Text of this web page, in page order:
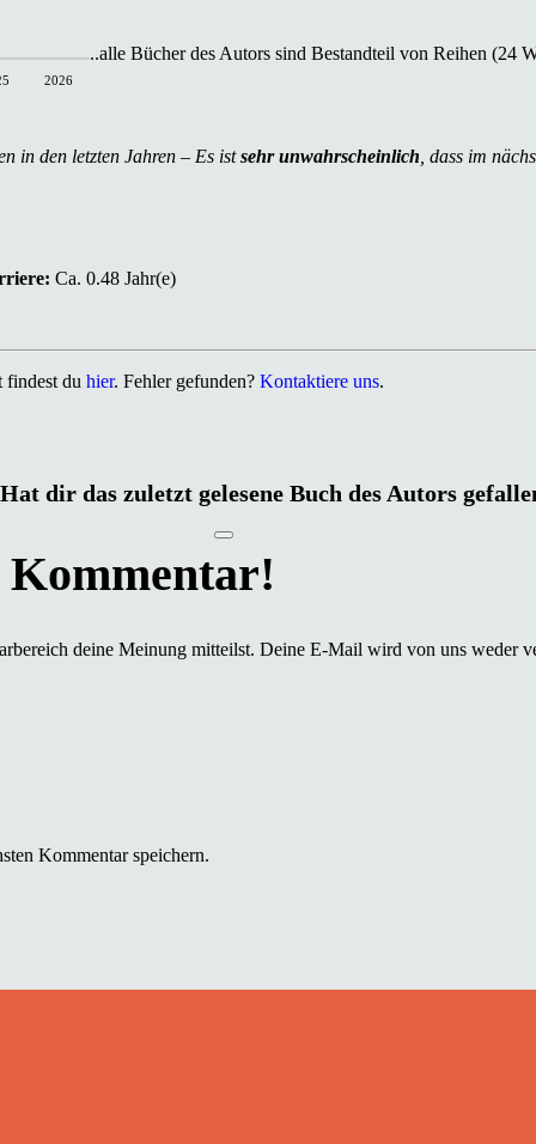
2026
..alle Bücher des Autors sind Bestandteil von Reihen (24
in den letzten Jahren – Es istsehr unwahrscheinlich , dass im
Ca. 0.48 Jahr(e)
findest du hier. Fehler gefunden? Kontaktiere uns.
dir das zuletzt gelesene Buch des Autors
deine Meinung mitteilst. Deine E-Mail wird von uns weder
Kommentar speichern.